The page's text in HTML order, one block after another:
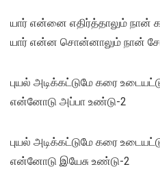
யார் என்னை எதிர்த்தாலும் நான்
யார் என்ன சொன்னாலும் நான்
புயல் அடிக்கட்டுமே கரை
என்னோடு அப்பா உண்டு-2
புயல் அடிக்கட்டுமே கரை
என்னோடு இயேசு உண்டு-2